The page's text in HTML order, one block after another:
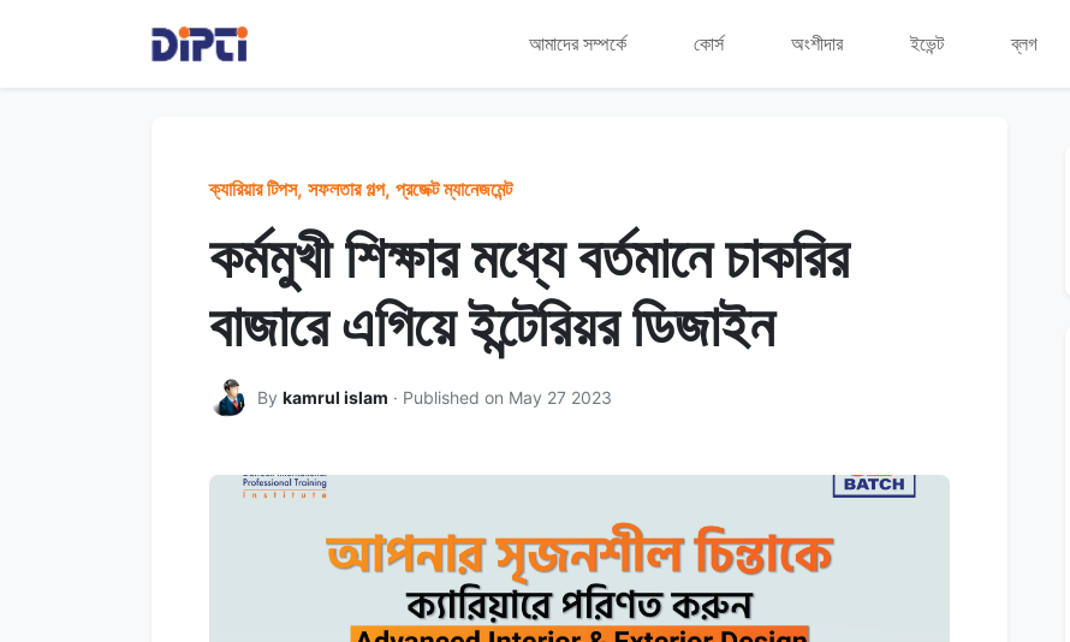
আমাদের সম্পর্কে কোর্স অংশীদার ইভেন্ট ব্লগ
ক্যারিয়ার টিপস, সফলতার গল্প, প্রজেক্ট ম্যানেজমেন্ট
কর্মমুখী শিক্ষার মধ্যে বর্তমানে চাকরির
বাজারে এগিয়ে ইন্টেরিয়র ডিজাইন
By kamrul islam · Published on May 27 2023